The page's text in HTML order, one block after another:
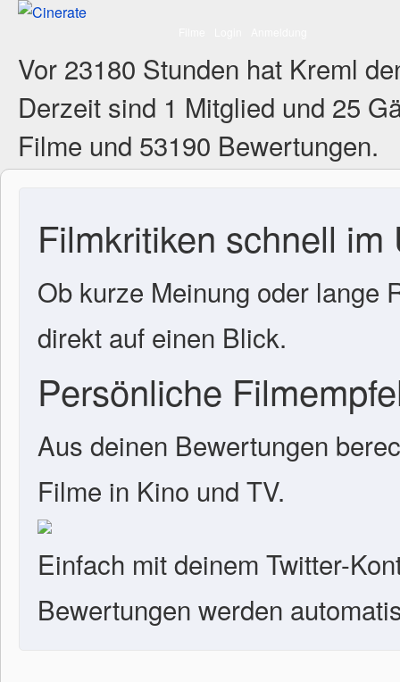
Vor 23180 Stunden hat Kreml
Derzeit sind 1 Mitglied und 25
Filme und 53190 Bewertungen.
Filmkritiken schnell im
Ob kurze Meinung oder lange
direkt auf einen Blick.
Persönliche
Aus deinen Bewertungen
Filme in Kino und TV.
Einfach mit deinem Twitter-
Bewertungen werden